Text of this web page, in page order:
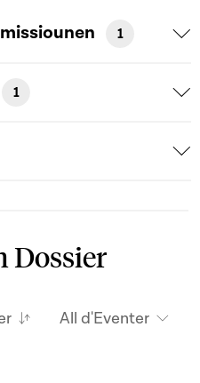
1
1
Dossier
All d'Eventer